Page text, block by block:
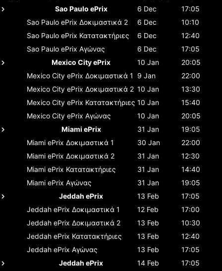
Sao Paulo ePrix
6 Dec
17:05
Sao Paulo ePrix Δοκιμαστικά 2 6 Dec
10:10
Sao Paulo ePrix Κατατακτήριες 6 Dec
12:40
Sao Paulo ePrix Αγώνας 6 Dec
17:05
Mexico City ePrix
10 Jan
20:05
Mexico City ePrix Δοκιμαστικά 1 9 Jan
22:00
Mexico City ePrix Δοκιμαστικά 2 10 Jan
13:30
Mexico City ePrix Κατατακτήριες 10 Jan
15:40
Mexico City ePrix Αγώνας 10 Jan
20:05
Miami ePrix
31 Jan
19:05
Miami ePrix Δοκιμαστικά 1 30 Jan
22:00
Miami ePrix Δοκιμαστικά 2 31 Jan
12:30
Miami ePrix Κατατακτήριες 31 Jan
14:40
Miami ePrix Αγώνας 31 Jan
19:05
Jeddah ePrix
13 Feb
17:05
Jeddah ePrix Δοκιμαστικά 1 12 Feb
17:00
Jeddah ePrix Δοκιμαστικά 2 13 Feb
10:30
Jeddah ePrix Κατατακτήριες 13 Feb
12:40
Jeddah ePrix Αγώνας 13 Feb
17:05
Jeddah ePrix
14 Feb
17:05